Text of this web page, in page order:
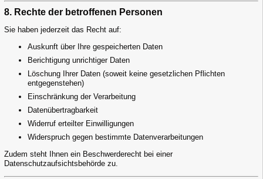
8. Rechte der betroffenen Personen
Sie haben jederzeit das Recht auf:
Auskunft über Ihre gespeicherten Daten
Berichtigung unrichtiger Daten
Löschung Ihrer Daten (soweit keine gesetzlichen Pflichten
entgegenstehen)
Einschränkung der Verarbeitung
Datenübertragbarkeit
Widerruf erteilter Einwilligungen
Widerspruch gegen bestimmte Datenverarbeitungen
Zudem steht Ihnen ein Beschwerderecht bei einer
Datenschutzaufsichtsbehörde zu.